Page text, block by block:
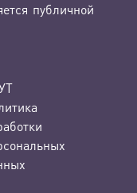
публичной